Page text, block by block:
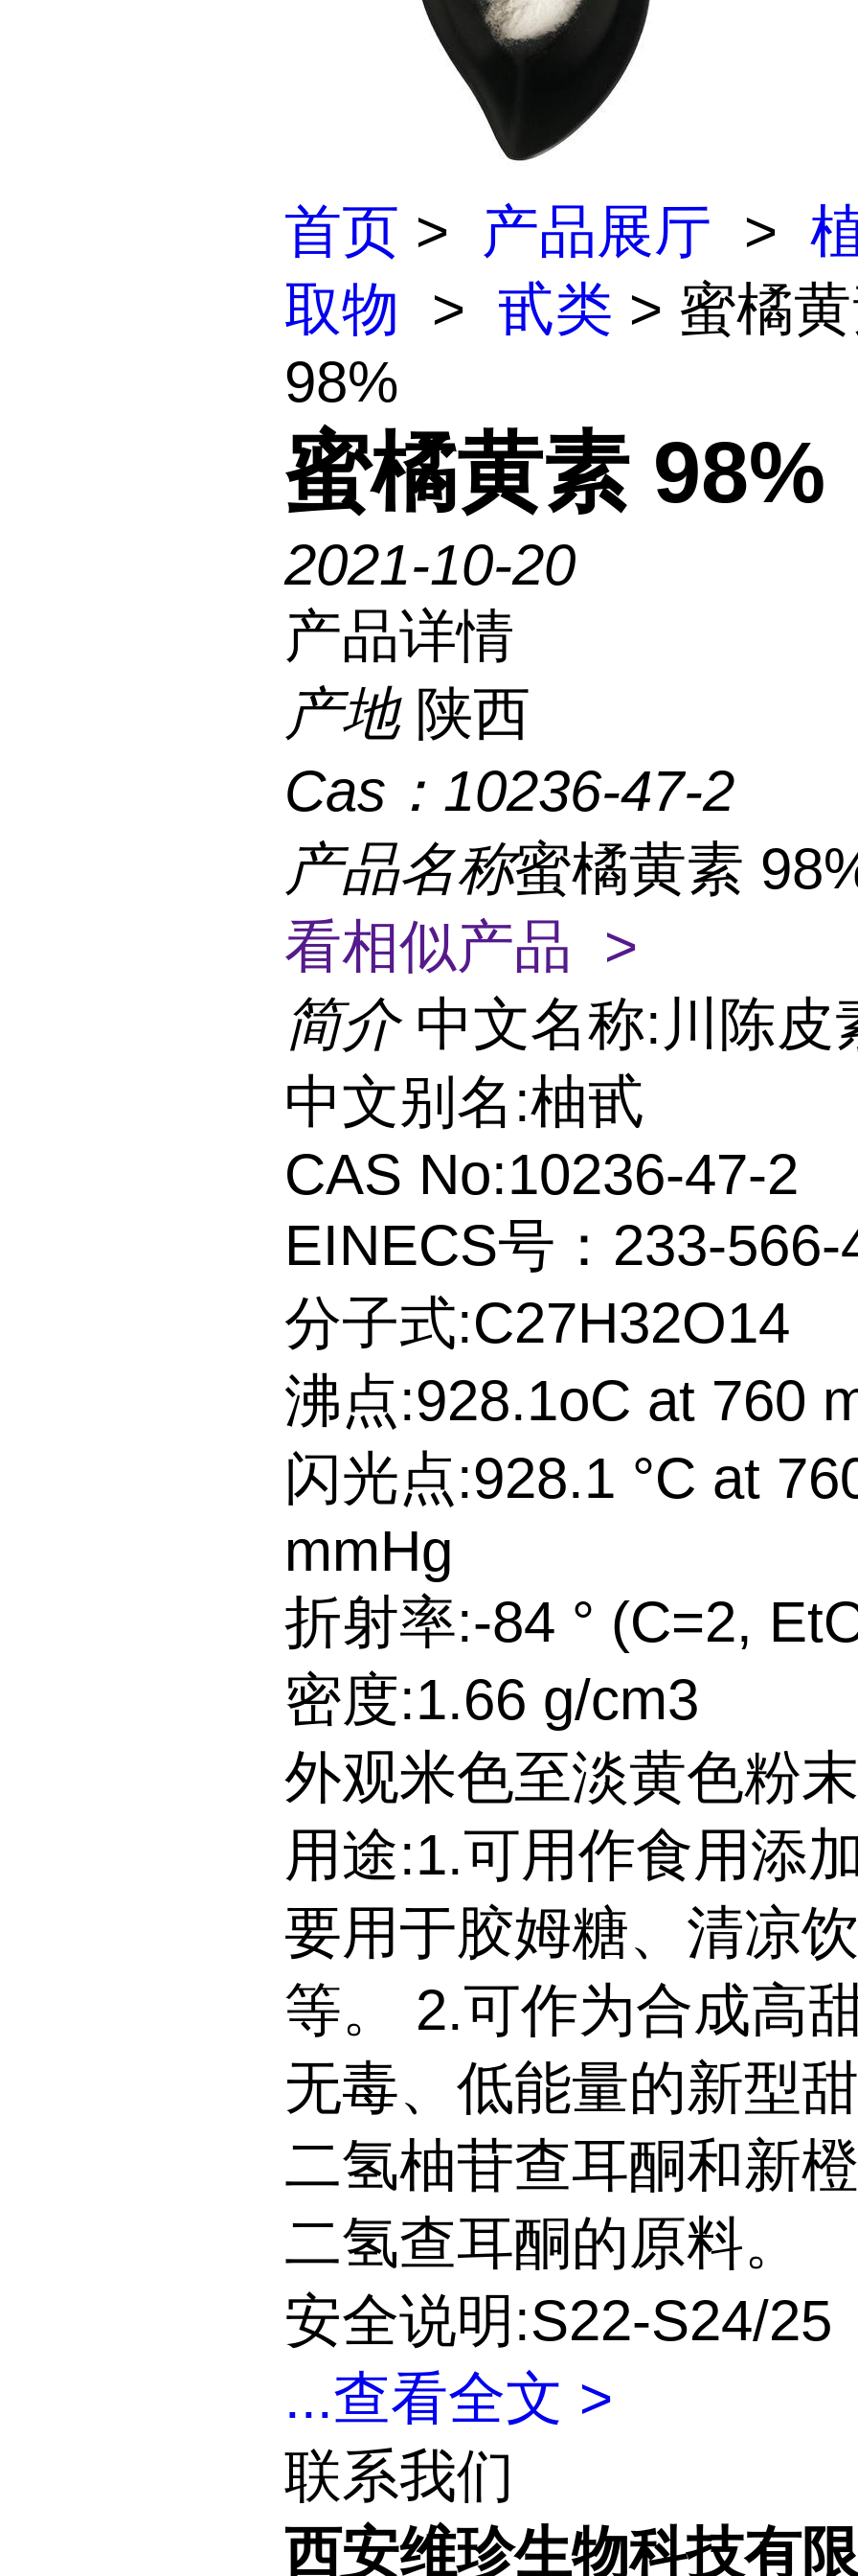
首页 > 产品展厅 >
取物 > 甙类 > 蜜橘
98%
蜜橘黄素 98%
2021-10-20
产品详情
产地 陕西
Cas： 10236-47-2
产品名称蜜橘黄素
看相似产品 >
简介 中文名称:川陈皮
中文别名:柚甙
CAS No:10236-47-2
EINECS号：233-566-
分子式:C27H32O14
沸点:928.1oC at 760
闪光点:928.1 °C at
mmHg
折射率:-84 ° (C=2,
密度:1.66 g/cm3
外观米色至淡黄色粉末
用途:1.可用作食用添
要用于胶姆糖、清凉
等。 2.可作为合成高甜
无毒、低能量的新型
二氢柚苷查耳酮和新
二氢查耳酮的原料。
安全说明:S22-S24/25
...查看全文 >
联系我们
西安维珍生物科技有